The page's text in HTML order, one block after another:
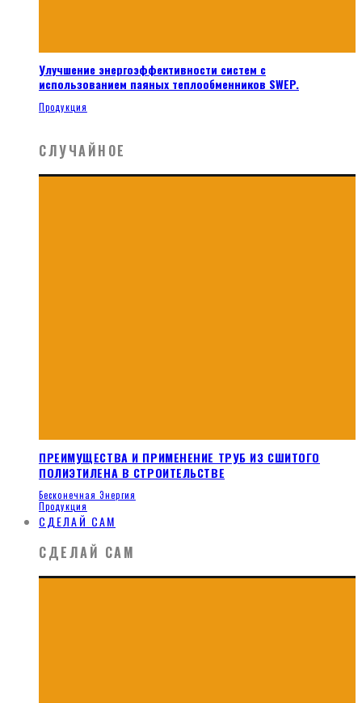
Улучшение энергоэффективности систем с
использованием паяных теплообменников SWEP.
Продукция
СЛУЧАЙНОЕ
ПРЕИМУЩЕСТВА И ПРИМЕНЕНИЕ ТРУБ ИЗ СШИТОГО
ПОЛИЭТИЛЕНА В СТРОИТЕЛЬСТВЕ
Бесконечная Энергия
Продукция
СДЕЛАЙ САМ
СДЕЛАЙ САМ